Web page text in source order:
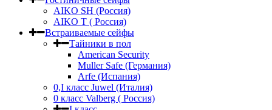
AIKO SH (Россия)
AIKO Т ( Россия)
Встраиваемые сейфы
Тайники в пол
American Security
Muller Safe (Германия)
Arfe (Испания)
0,I класс Juwel (Италия)
0 класс Valberg ( Россия)